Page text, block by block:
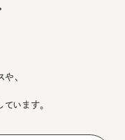
、
います。